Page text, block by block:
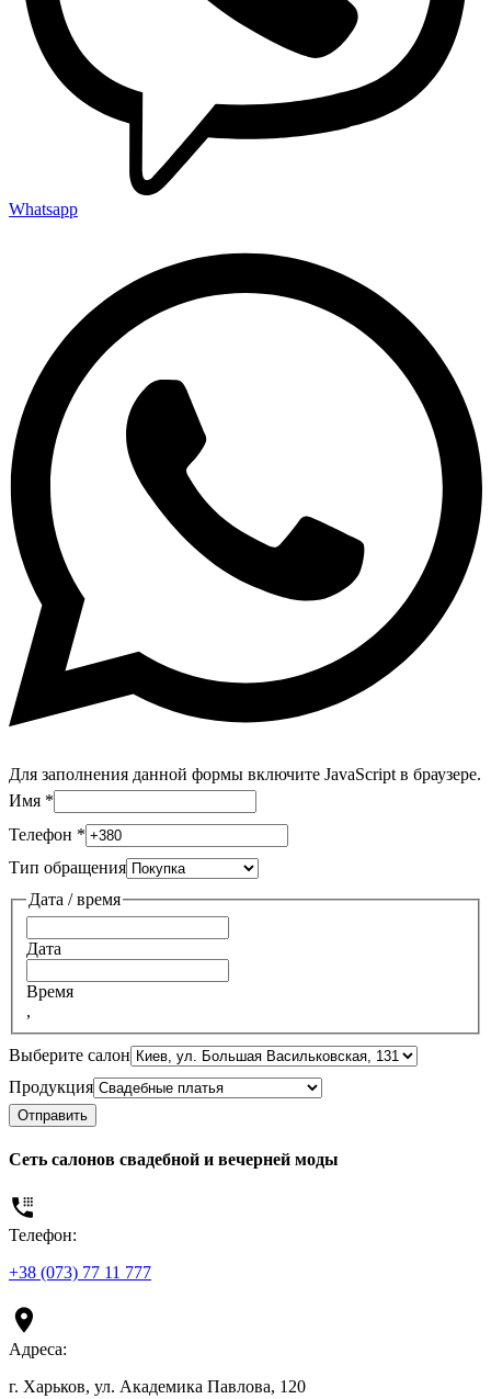
Whatsapp
Для заполнения данной формы включите JavaScript в браузере.
Имя *
Телефон *
Тип обращения
Дата / время
Дата
Время
,
Выберите салон
Продукция
Отправить
Сеть салонов свадебной и вечерней моды
Телефон:
+38 (073) 77 11 777
Адреса:
г. Харьков, ул. Академика Павлова, 120